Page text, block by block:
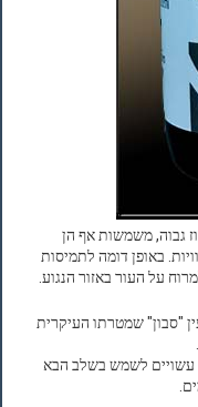
גבוה, משמשות אף הן
באופן דומה לתמיסות
על העור באזור הנגוע.
"סבון" שמטרתו העיקרית
עשויים לשמש בשלב הבא